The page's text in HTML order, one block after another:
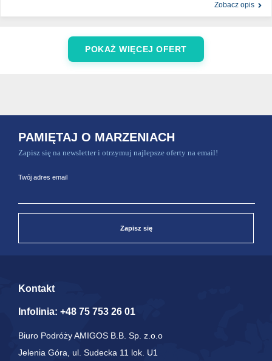
Zobacz opis
POKAŻ WIĘCEJ OFERT
PAMIĘTAJ O MARZENIACH
Zapisz się na newsletter i otrzymuj najlepsze oferty na email!
Twój adres email
Zapisz się
Kontakt
Infolinia: +48 75 753 26 01
Biuro Podróży AMIGOS B.B. Sp. z.o.o
Jelenia Góra, ul. Sudecka 11 lok. U1